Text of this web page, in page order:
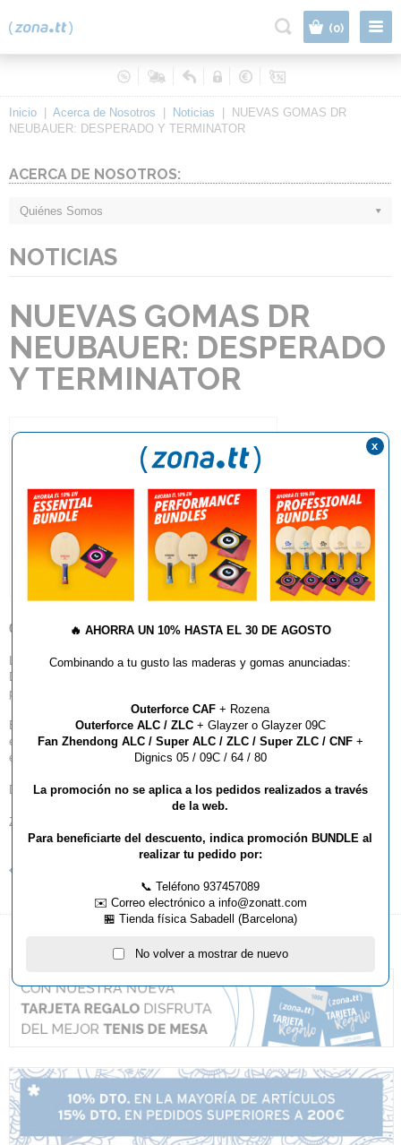
(0)
Inicio Acerca de Nosotros Noticias
NUEVAS GOMAS DR
NEUBAUER: DESPERADO Y TERMINATOR
ACERCA DE NOSOTROS:
Quiénes Somos
NOTICIAS
NUEVAS GOMAS DR
NEUBAUER: DESPERADO
Y TERMINATOR
04.06.2012
Las dos nuevas incorporaciones de DR NEUBAUER en ZONATT son
DESPERADO ( pico largo ) y TERMINATOR ( pico corto ). Disponibles a
partir del Miércoles 6 de Julio.
El resultado de las ultimas investigaciones del DR causarán impacto en
el mundo del tenis de mesa, ya se ha producido una tremenda
expectación a la espera de recibir las primeras unidades.
Descripciones disponibles en tu página Web favorita, te lo vas a perder?
ZONATT
🔥 AHORRA UN 10% HASTA EL 30 DE AGOSTO
Combinando a tu gusto las maderas y gomas anunciadas:
Outerforce CAF + Rozena
Outerforce ALC / ZLC+ Glayzer o Glayzer 09C
Fan Zhendong ALC / Super ALC / ZLC / Super ZLC / CNF+
Dignics 05 / 09C / 64 / 80
La promoción no se aplica a los pedidos realizados a través
de la web.
Para beneficiarte del descuento, indica promoción BUNDLE al
realizar tu pedido por:
📞 Teléfono 937457089
✉️ Correo electrónico a info@zonatt.com
🏪 Tienda física Sabadell (Barcelona)
No volver a mostrar de nuevo
x